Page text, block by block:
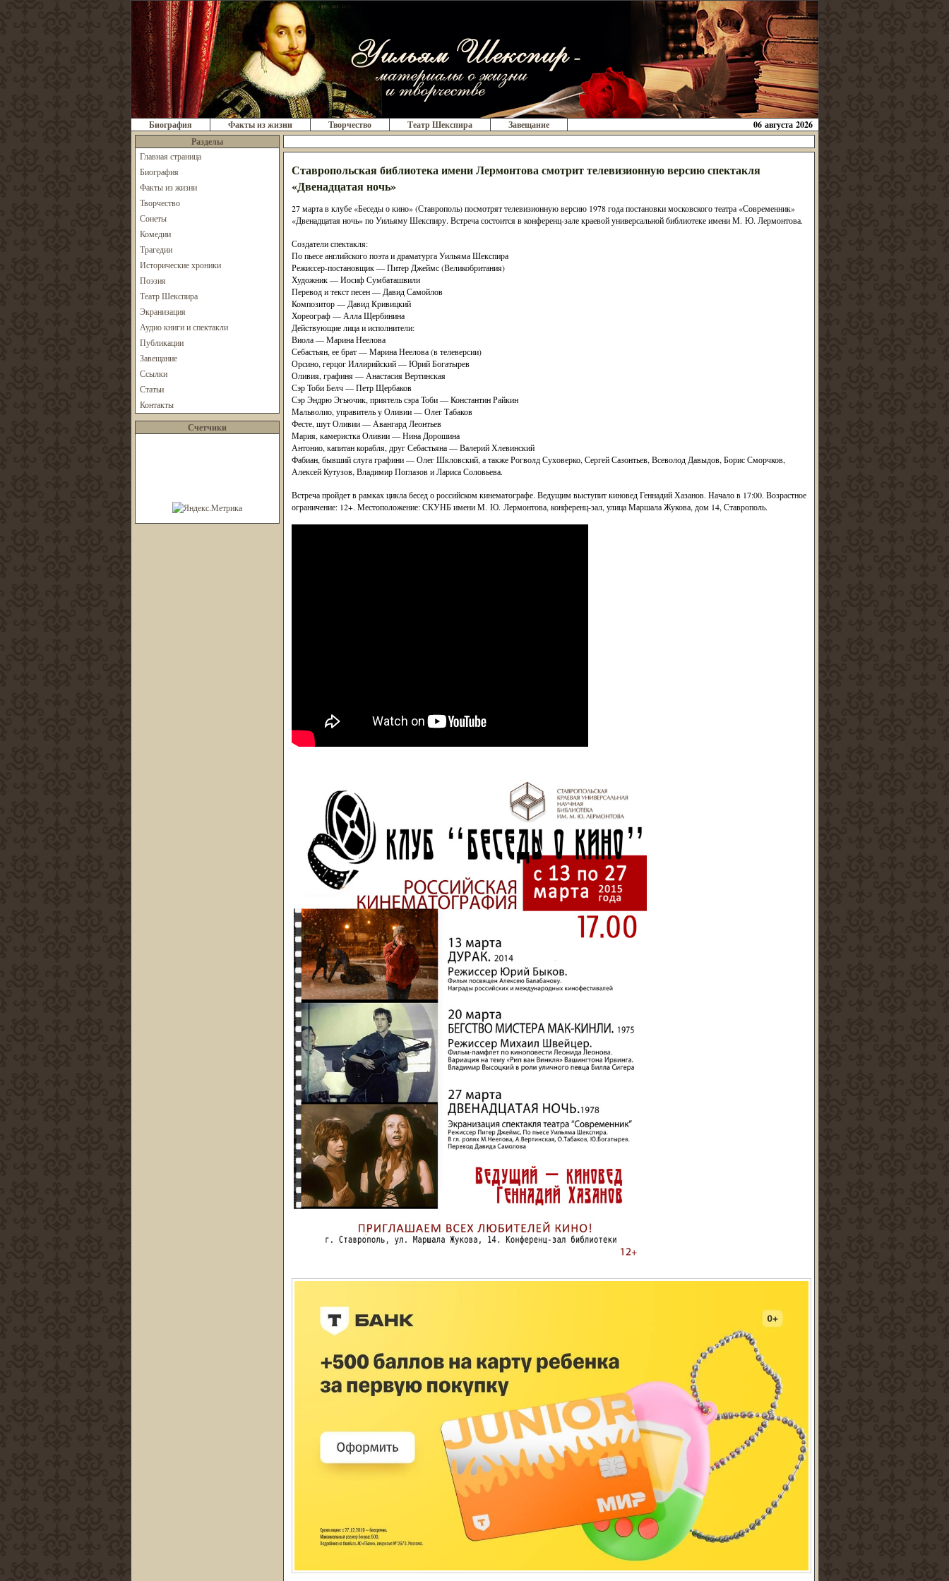
Биография Факты из жизни Творчество Театр Шекспира Завещание
06 августа 2026
Разделы
Главная страница
Биография
Факты из жизни
Творчество
Сонеты
Комедии
Трагедии
Исторические хроники
Поэзия
Театр Шекспира
Экранизация
Аудио книги и спектакли
Публикации
Завещание
Ссылки
Статьи
Контакты
Счетчики
Ставропольская библиотека имени Лермонтова смотрит телевизионную версию спектакля
«Двенадцатая ночь»
27 марта в клубе «Беседы о кино» (Ставрополь) посмотрят телевизионную версию 1978 года постановки московского театра «Современник»
«Двенадцатая ночь» по Уильяму Шекспиру. Встреча состоится в конференц-зале краевой универсальной библиотеке имени М. Ю. Лермонтова.
Создатели спектакля:
По пьесе английского поэта и драматурга Уильяма Шекспира
Режиссер-постановщик — Питер Джеймс (Великобритания)
Художник — Иосиф Сумбаташвили
Перевод и текст песен — Давид Самойлов
Композитор — Давид Кривицкий
Хореограф — Алла Щербинина
Действующие лица и исполнители:
Виола — Марина Неелова
Себастьян, ее брат — Марина Неелова (в телеверсии)
Орсино, герцог Иллирийский — Юрий Богатырев
Оливия, графиня — Анастасия Вертинская
Сэр Тоби Белч — Петр Щербаков
Сэр Эндрю Эгьючик, приятель сэра Тоби — Константин Райкин
Мальволио, управитель у Оливии — Олег Табаков
Фесте, шут Оливии — Авангард Леонтьев
Мария, камеристка Оливии — Нина Дорошина
Антонио, капитан корабля, друг Себастьяна — Валерий Хлевинский
Фабиан, бывший слуга графини — Олег Шкловский, а также Рогволд Суховерко, Сергей Сазонтьев, Всеволод Давыдов, Борис Сморчков,
Алексей Кутузов, Владимир Поглазов и Лариса Соловьева.
Встреча пройдет в рамках цикла бесед о российском кинематографе. Ведущим выступит киновед Геннадий Хазанов. Начало в 17:00. Возрастное
ограничение: 12+. Местоположение: СКУНБ имени М. Ю. Лермонтова, конференц-зал, улица Маршала Жукова, дом 14, Ставрополь.